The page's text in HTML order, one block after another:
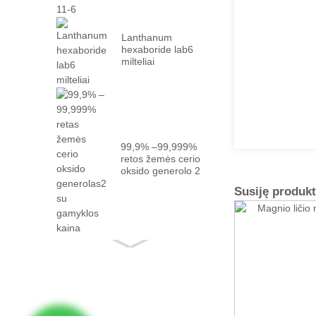
Lanthanum
hexaboride lab6
milteliai
99,9% –99,999%
retos žemės cerio
oksido generolo 2
Susiję